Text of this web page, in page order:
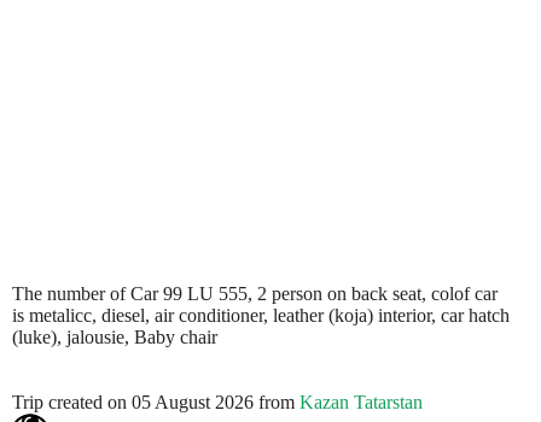
The number of Car 99 LU 555, 2 person on back seat, colof car
is metalicc, diesel, air conditioner, leather (koja) interior, car hatch
(luke), jalousie, Baby chair
Trip created on 05 August 2026 from Kazan Tatarstan